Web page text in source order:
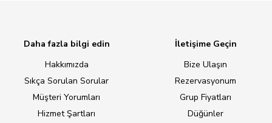
Daha fazla bilgi edin
Hakkımızda
Sıkça Sorulan Sorular
Müşteri Yorumları
Hizmet Şartları
İletişime Geçin
Bize Ulaşın
Rezervasyonum
Grup Fiyatları
Düğünler